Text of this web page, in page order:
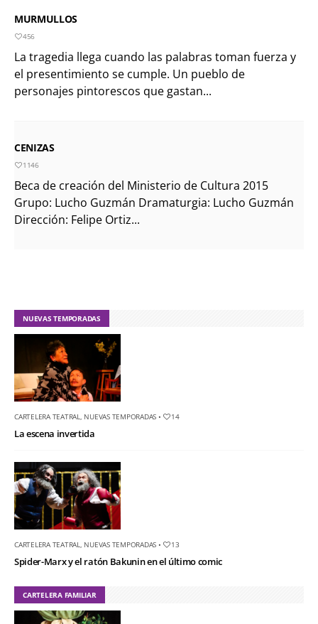
MURMULLOS
456
La tragedia llega cuando las palabras toman fuerza y
el presentimiento se cumple. Un pueblo de
personajes pintorescos que gastan...
CENIZAS
1146
Beca de creación del Ministerio de Cultura 2015
Grupo: Lucho Guzmán Dramaturgia: Lucho Guzmán
Dirección: Felipe Ortiz...
NUEVAS TEMPORADAS
CARTELERA TEATRAL NUEVAS TEMPORADAS • 14
La escena invertida
CARTELERA TEATRAL NUEVAS TEMPORADAS • 13
Spider-Marx y el ratón Bakunin en el último comic
CARTELERA FAMILIAR